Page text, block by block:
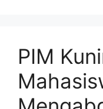
PIM